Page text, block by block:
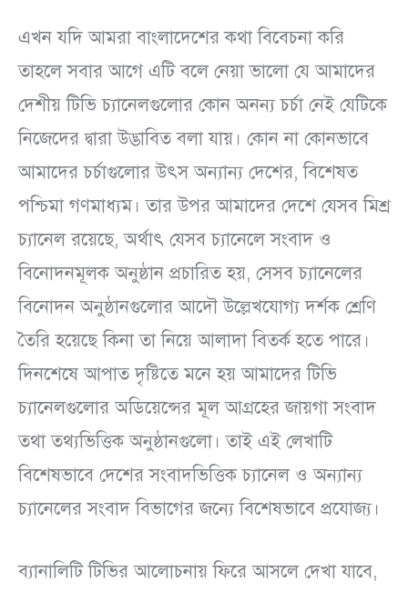
এখন যদি আমরা বাংলাদেশের কথা বিবেচনা করি
তাহলে সবার আগে এটি বলে নেয়া ভালো যে আমাদের
দেশীয় টিভি চ্যানেলগুলোর কোন অনন্য চর্চা নেই যেটিকে
নিজেদের দ্বারা উদ্ভাবিত বলা যায়। কোন না কোনভাবে
আমাদের চর্চাগুলোর উৎস অন্যান্য দেশের, বিশেষত
পশ্চিমা গণমাধ্যম। তার উপর আমাদের দেশে যেসব মিশ্র
চ্যানেল রয়েছে, অর্থাৎ যেসব চ্যানেলে সংবাদ ও
বিনোদনমূলক অনুষ্ঠান প্রচারিত হয়, সেসব চ্যানেলের
বিনোদন অনুষ্ঠানগুলোর আদৌ উল্লেখযোগ্য দর্শক শ্রেণি
তৈরি হয়েছে কিনা তা নিয়ে আলাদা বিতর্ক হতে পারে।
দিনশেষে আপাত দৃষ্টিতে মনে হয় আমাদের টিভি
চ্যানেলগুলোর অডিয়েন্সের মূল আগ্রহের জায়গা সংবাদ
তথা তথ্যভিত্তিক অনুষ্ঠানগুলো। তাই এই লেখাটি
বিশেষভাবে দেশের সংবাদভিত্তিক চ্যানেল ও অন্যান্য
চ্যানেলের সংবাদ বিভাগের জন্যে বিশেষভাবে প্রযোজ্য।
ব্যানালিটি টিভির আলোচনায় ফিরে আসলে দেখা যাবে,